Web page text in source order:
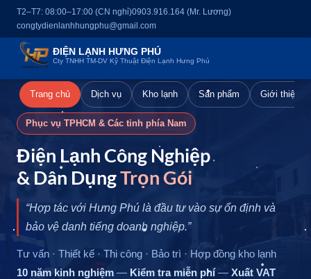
T2–T7: 08:00–17:00 (CN nghỉ)0903.916.164 (Mr. Lương)
congtydienlanhhungphu@gmail.com
ĐIỆN LẠNH HƯNG PHÚ
Cty TNHH TM-DV Kỹ Thuật Điện Lạnh Hưng Phú
Trang chủ Dịch vụ Kho lạnh Sản phẩm Giới thiệu
Phục vụ TPHCM & Các tỉnh phía Nam
Điện Lạnh Công Nghiệp
& Dân DụngTrọn Gói
“Hợp tác với Hưng Phú là đầu tư vào sự ổn định và
bảo vệ danh tiếng doanh nghiệp.”
Tư vấn · Thiết kế · Thi công · Bảo trì · Hợp đồng kho lạnh
10 năm kinh nghiệm — Kiểm tra miễn phí— Xuất VAT